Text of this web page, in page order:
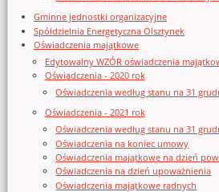
Gminne jednostki organizacyjne
Spółdzielnia Energetyczna Olsztynek
Oświadczenia majątkowe
Edytowalny WZÓR oświadczenia
Oświadczenia - 2020 rok
Oświadczenia według stanu na 31
Oświadczenia - 2021 rok
Oświadczenia według stanu na 31
Oświadczenia na koniec umowy
Oświadczenia majątkowe na dzień
Oświadczenia na dzień upoważnienia
Oświadczenia majątkowe radnych